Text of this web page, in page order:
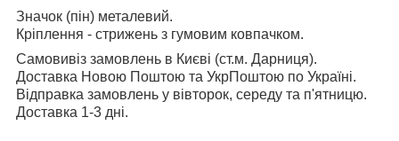
Значок (пін) металевий.
Кріплення - стрижень з гумовим ковпачком.
Самовивіз замовлень в Києві (ст.м. Дарниця).
Доставка Новою Поштою та УкрПоштою по Україні.
Відправка замовлень у вівторок, середу та п'ятницю.
Доставка 1-3 дні.